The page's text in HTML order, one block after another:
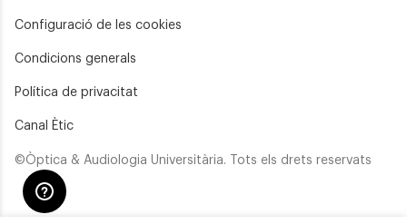
Configuració de les cookies
Condicions generals
Política de privacitat
Canal Ètic
©Òptica & Audiologia Universitària. Tots els drets reservats